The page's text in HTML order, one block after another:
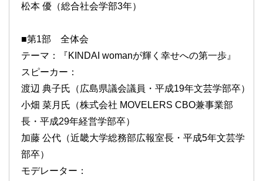
松本 優（総合社会学部3年）
■第1部 全体会
テーマ：『KINDAI womanが輝く幸せへの第一歩』
スピーカー：
渡辺 典子氏（広島県議会議員・平成19年文芸学部卒）
小畑 菜月氏（株式会社 MOVELERS CBO兼事業部
長・平成29年経営学部卒）
加藤 公代（近畿大学総務部広報室長・平成5年文芸学
部卒）
モデレーター：